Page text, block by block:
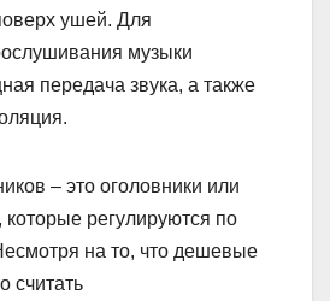
ушей. Для
музыки
передача звука, а также
– это оголовники или
регулируются по
на то, что дешевые
считать